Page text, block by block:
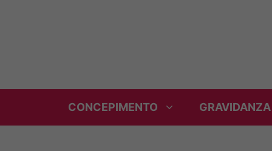
CONCEPIMENTO GRAVIDANZA